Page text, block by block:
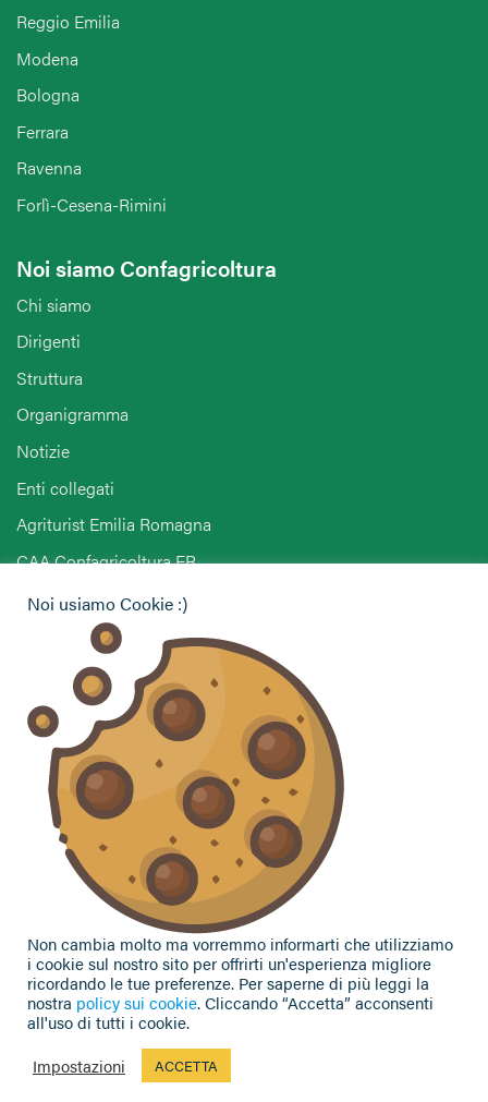
Reggio Emilia
Modena
Bologna
Ferrara
Ravenna
Forlì-Cesena-Rimini
Noi siamo Confagricoltura
Chi siamo
Dirigenti
Struttura
Organigramma
Notizie
Enti collegati
Agriturist Emilia Romagna
CAA Confagricoltura ER
Hai bisogno di informazioni?
Vuoi contattarci per ricevere assistenza, lasciare un
commento o chiedere informazioni?
CONTATTACI
Seguici sui social
Privacy Policy|Cookie Policy
© 2002-2026 CAA Confagricoltura Emilia Romagna srl - P.IVA
02317021208
Noi usiamo Cookie :)
Non cambia molto ma vorremmo informarti che utilizziamo
i cookie sul nostro sito per offrirti un'esperienza migliore
ricordando le tue preferenze. Per saperne di più leggi la
nostra policy sui cookie. Cliccando “Accetta” acconsenti
all'uso di tutti i cookie.
Impostazioni
ACCETTA